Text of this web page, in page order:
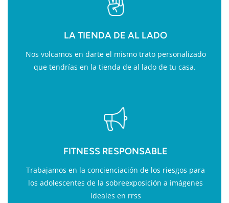
LA TIENDA DE AL LADO
Nos volcamos en darte el mismo trato personalizado
que tendrías en la tienda de al lado de tu casa.
FITNESS RESPONSABLE
Trabajamos en la concienciación de los riesgos para
los adolescentes de la sobreexposición a imágenes
ideales en rrss